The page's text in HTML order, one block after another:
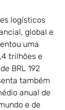
logísticos
global e
uma
trilhões e
BRL 192
também
anual de
e de